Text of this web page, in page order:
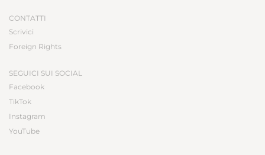
CONTATTI
Scrivici
Foreign Rights
SEGUICI SUI SOCIAL
Facebook
TikTok
Instagram
YouTube